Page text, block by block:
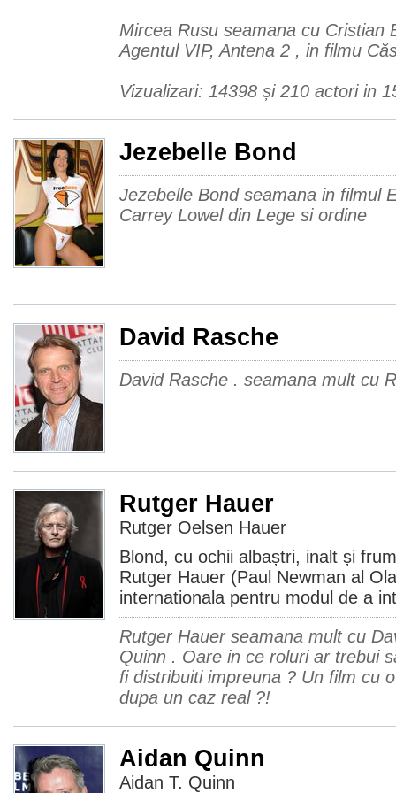
Mircea Rusu seamana cu Cristian
Agentul VIP, Antena 2 , in filmu
Vizualizari: 14398 și 210 actori in
Jezebelle Bond
Jezebelle Bond seamana in filmul
Carrey Lowel din Lege si ordine
David Rasche
David Rasche . seamana mult cu
Rutger Hauer
Rutger Oelsen Hauer
Blond, cu ochii albaștri, inalt și
Rutger Hauer (Paul Newman al
internationala pentru modul de a
Rutger Hauer seamana mult cu
Quinn . Oare in ce roluri ar trebui
fi distribuiti impreuna ? Un film cu
dupa un caz real ?!
Aidan Quinn
Aidan T. Quinn